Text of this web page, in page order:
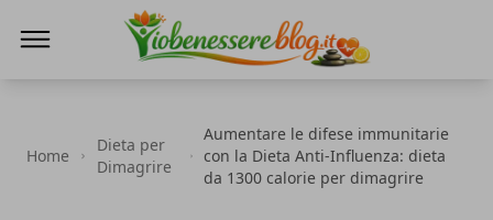
Home
Dieta per
Dimagrire
Aumentare le difese immunitarie
con la Dieta Anti-Influenza: dieta
da 1300 calorie per dimagrire